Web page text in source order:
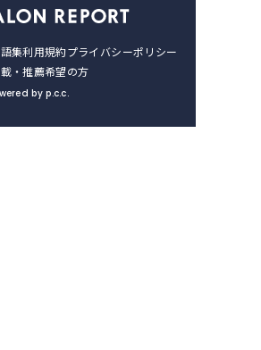
集利用規約プライバシーポリシー
・推薦希望の方
by p.c.c.